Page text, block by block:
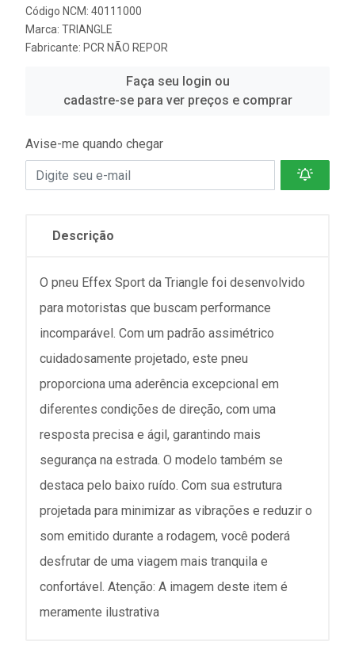
Código NCM: 40111000
Marca: TRIANGLE
Fabricante: PCR NÃO REPOR
Faça seu login ou
cadastre-se para ver preços e comprar
Avise-me quando chegar
Descrição
O pneu Effex Sport da Triangle foi desenvolvido
para motoristas que buscam performance
incomparável. Com um padrão assimétrico
cuidadosamente projetado, este pneu
proporciona uma aderência excepcional em
diferentes condições de direção, com uma
resposta precisa e ágil, garantindo mais
segurança na estrada. O modelo também se
destaca pelo baixo ruído. Com sua estrutura
projetada para minimizar as vibrações e reduzir o
som emitido durante a rodagem, você poderá
desfrutar de uma viagem mais tranquila e
confortável. Atenção: A imagem deste item é
meramente ilustrativa